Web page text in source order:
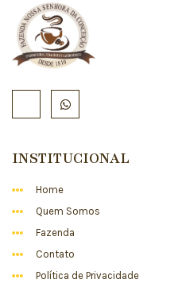
INSTITUCIONAL
Home
Quem Somos
Fazenda
Contato
Política de Privacidade